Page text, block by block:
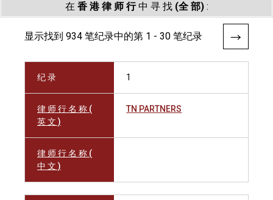
在 香 港 律 师 行中 寻 找 (全 部):
显示找到 934 笔纪录中的第 1 - 30 笔纪录
纪 录 1
律 师 行 名 称 (
英 文 )
TN PARTNERS
律 师 行 名 称 (
中 文 )